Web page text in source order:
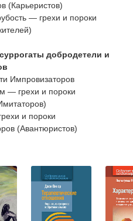
(Карьеристов)
— грехи и пороки
добродетели и
Импровизаторов
— грехи и пороки
и пороки
(Авантюристов)